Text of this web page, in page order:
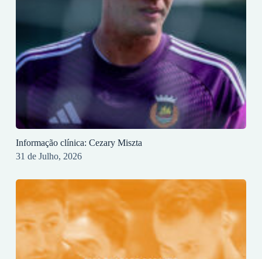
Informação clínica: Cezary Miszta
31 de Julho, 2026